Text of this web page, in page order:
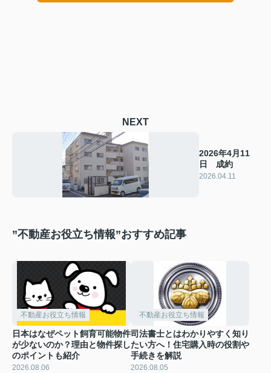
NEXT
2026年4月11
日 成約
2026.04.11
”不動産お役立ち情報”おすすめ記事
不動産お役立ち情報
日本はなぜペット飼育可能物件
が少ないのか？理由と物件探し
のポイントも紹介
2026.08.06
不動産お役立ち情報
司法書士とはわかりやすく知り
たい方へ！住宅購入時の役割や
手続きを解説
2026.08.05